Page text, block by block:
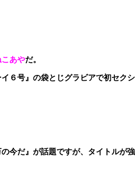
こあやだ。
６号』の袋とじグラビアで初セクシ
今だ』が話題ですが、タイトルが強